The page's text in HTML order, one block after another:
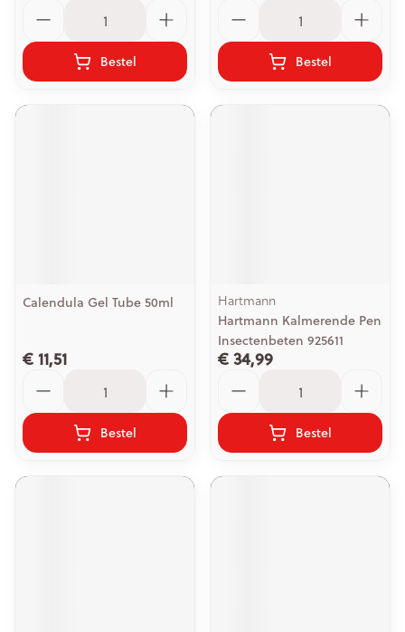
Bestel Bestel
Calendula Gel Tube 50ml
€ 11,51
Bestel
Hartmann
Hartmann Kalmerende Pen
Insectenbeten 925611
€ 34,99
Bestel